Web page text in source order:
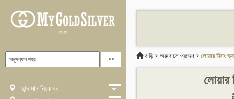
বাংলা
আন্দামান নিকোবর
বাড়ি > অরুণাচল প্রদেশ > লোয়ার দিবাং
লোয়ার